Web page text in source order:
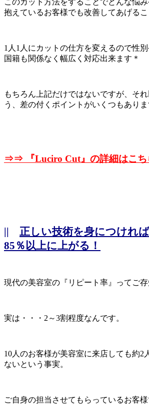
抱えているお客様でも改善してあげるこ
1人1人にカットの仕方を変えるので性別
国籍も関係なく幅広く対応出来ます＊
もちろん上記だけではないですが、そ
う、差の付くポイントがいくつもありま
⇒⇒ 『Luciro Cut』の詳細はこち
|| 正しい技術を身につけれ
85％以上に上がる！
現代の美容室の『リピート率』ってご存
実は・・・2～3割程度なんです。
10人のお客様が美容室に来店しても約2
ないという事実。
ご自身の担当させてもらっているお客